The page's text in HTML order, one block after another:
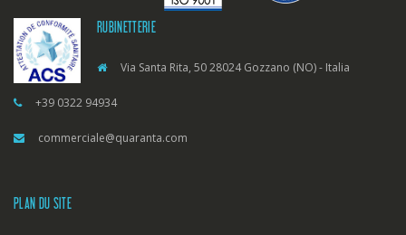
RUBINETTERIE
Via Santa Rita, 50 28024 Gozzano (NO) - Italia
+39 0322 94934
commerciale@quaranta.com
PLAN DU SITE